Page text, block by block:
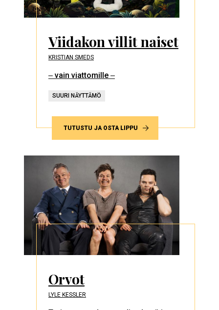
Viidakon villit naiset
KRISTIAN SMEDS
‒ vain viattomille ‒
SUURI NÄYTTÄMÖ
TUTUSTU JA OSTA LIPPU
Orvot
LYLE KESSLER